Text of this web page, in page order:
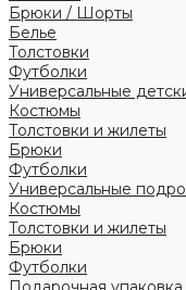
Брюки / Шорты
Белье
Толстовки
Футболки
Универсальные
Костюмы
Толстовки и жилеты
Брюки
Футболки
Универсальные
Костюмы
Толстовки и жилеты
Брюки
Футболки